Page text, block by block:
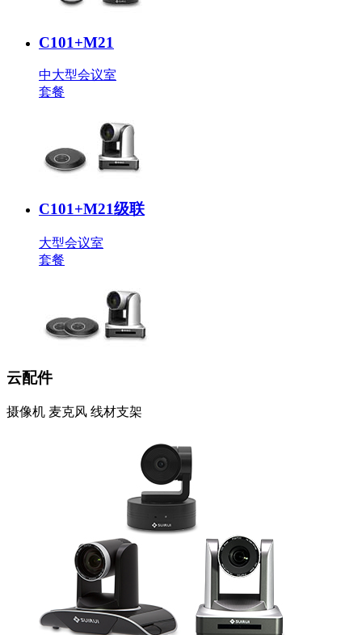
C101+M21
中大型会议室
套餐
C101+M21级联
大型会议室
套餐
云配件
摄像机 麦克风 线材支架